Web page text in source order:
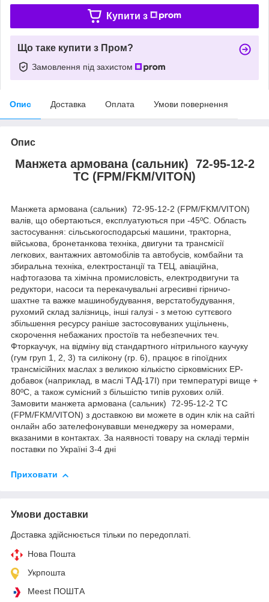
Купити з
Що таке купити з Пром?
Замовлення під захистом
Опис Доставка Оплата Умови повернення
Опис
Манжета армована (сальник) 72-95-12-2
TC (FPM/FKM/VITON)
Манжета армована (сальник) 72-95-12-2 (FPM/FKM/VITON)
валів, що обертаються, експлуатуються при -45ºC. Область
застосування: сільськогосподарські машини, тракторна,
військова, бронетанкова техніка, двигуни та трансмісії
легкових, вантажних автомобілів та автобусів, комбайни та
збиральна техніка, електростанції та ТЕЦ, авіаційна,
нафтогазова та хімічна промисловість, електродвигуни та
редуктори, насоси та перекачувальні агресивні гірничо-
шахтне та важке машинобудування, верстатобудування,
рухомий склад залізниць, інші галузі - з метою суттєвого
збільшення ресурсу раніше застосовуваних ущільнень,
скорочення небажаних простоїв та небезпечних теч.
Фторкаучук, на відміну від стандартного нітрильного каучуку
(гум груп 1, 2, 3) та силікону (гр. 6), працює в гіпоїдних
трансмісійних маслах з великою кількістю сірковмісних EP-
добавок (наприклад, в маслі ТАД-17І) при температурі вище +
80ºC, а також сумісний з більшістю типів рухових олій.
Замовити манжета армована (сальник) 72-95-12-2 TC
(FPM/FKM/VITON) з доставкою ви можете в один клік на сайті
онлайн або зателефонувавши менеджеру за номерами,
вказаними в контактах. За наявності товару на складі термін
поставки по Україні 3-4 дні
Приховати
Умови доставки
Доставка здійснюється тільки по передоплаті.
Нова Пошта
Укрпошта
Meest ПОШТА